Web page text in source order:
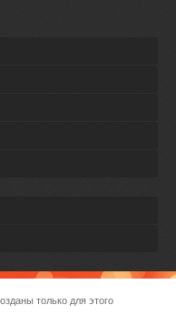
только для этого